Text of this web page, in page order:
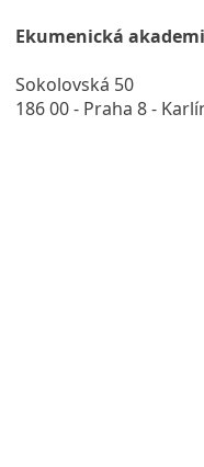
Ekumenická
Sokolovská 50
186 00 - Praha 8 -